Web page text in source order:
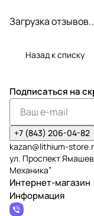
Загрузка
Назад к списку
Подписаться на
+7 (843) 206-04-82
kazan@lithium-
ул. Проспект
Механика”
Интернет-магазин
Информация